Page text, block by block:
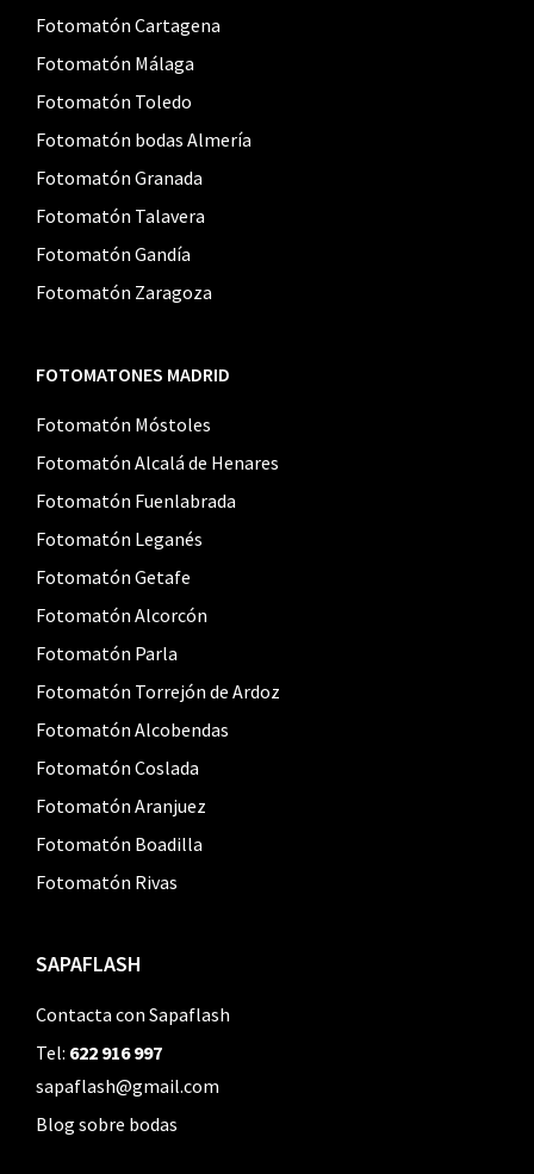
Fotomatón Cartagena
Fotomatón Málaga
Fotomatón Toledo
Fotomatón bodas Almería
Fotomatón Granada
Fotomatón Talavera
Fotomatón Gandía
Fotomatón Zaragoza
FOTOMATONES MADRID
Fotomatón Móstoles
Fotomatón Alcalá de Henares
Fotomatón Fuenlabrada
Fotomatón Leganés
Fotomatón Getafe
Fotomatón Alcorcón
Fotomatón Parla
Fotomatón Torrejón de Ardoz
Fotomatón Alcobendas
Fotomatón Coslada
Fotomatón Aranjuez
Fotomatón Boadilla
Fotomatón Rivas
SAPAFLASH
Contacta con Sapaflash
Tel: 622 916 997
sapaflash@gmail.com
Blog sobre bodas